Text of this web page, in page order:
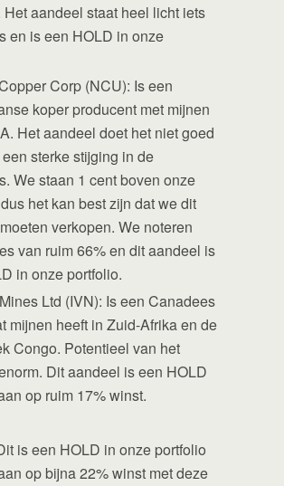
Het aandeel staat heel licht iets
en is een HOLD in onze
Corp (NCU): Is een
koper producent met mijnen
Het aandeel doet het niet goed
sterke stijging in de
We staan 1 cent boven onze
het kan best zijn dat we dit
verkopen. We noteren
van ruim 66% en dit aandeel is
in onze portfolio.
Ltd (IVN): Is een Canadees
mijnen heeft in Zuid-Afrika en de
Congo. Potentieel van het
Dit aandeel is een HOLD
op ruim 17% winst.
is een HOLD in onze portfolio
op bijna 22% winst met deze